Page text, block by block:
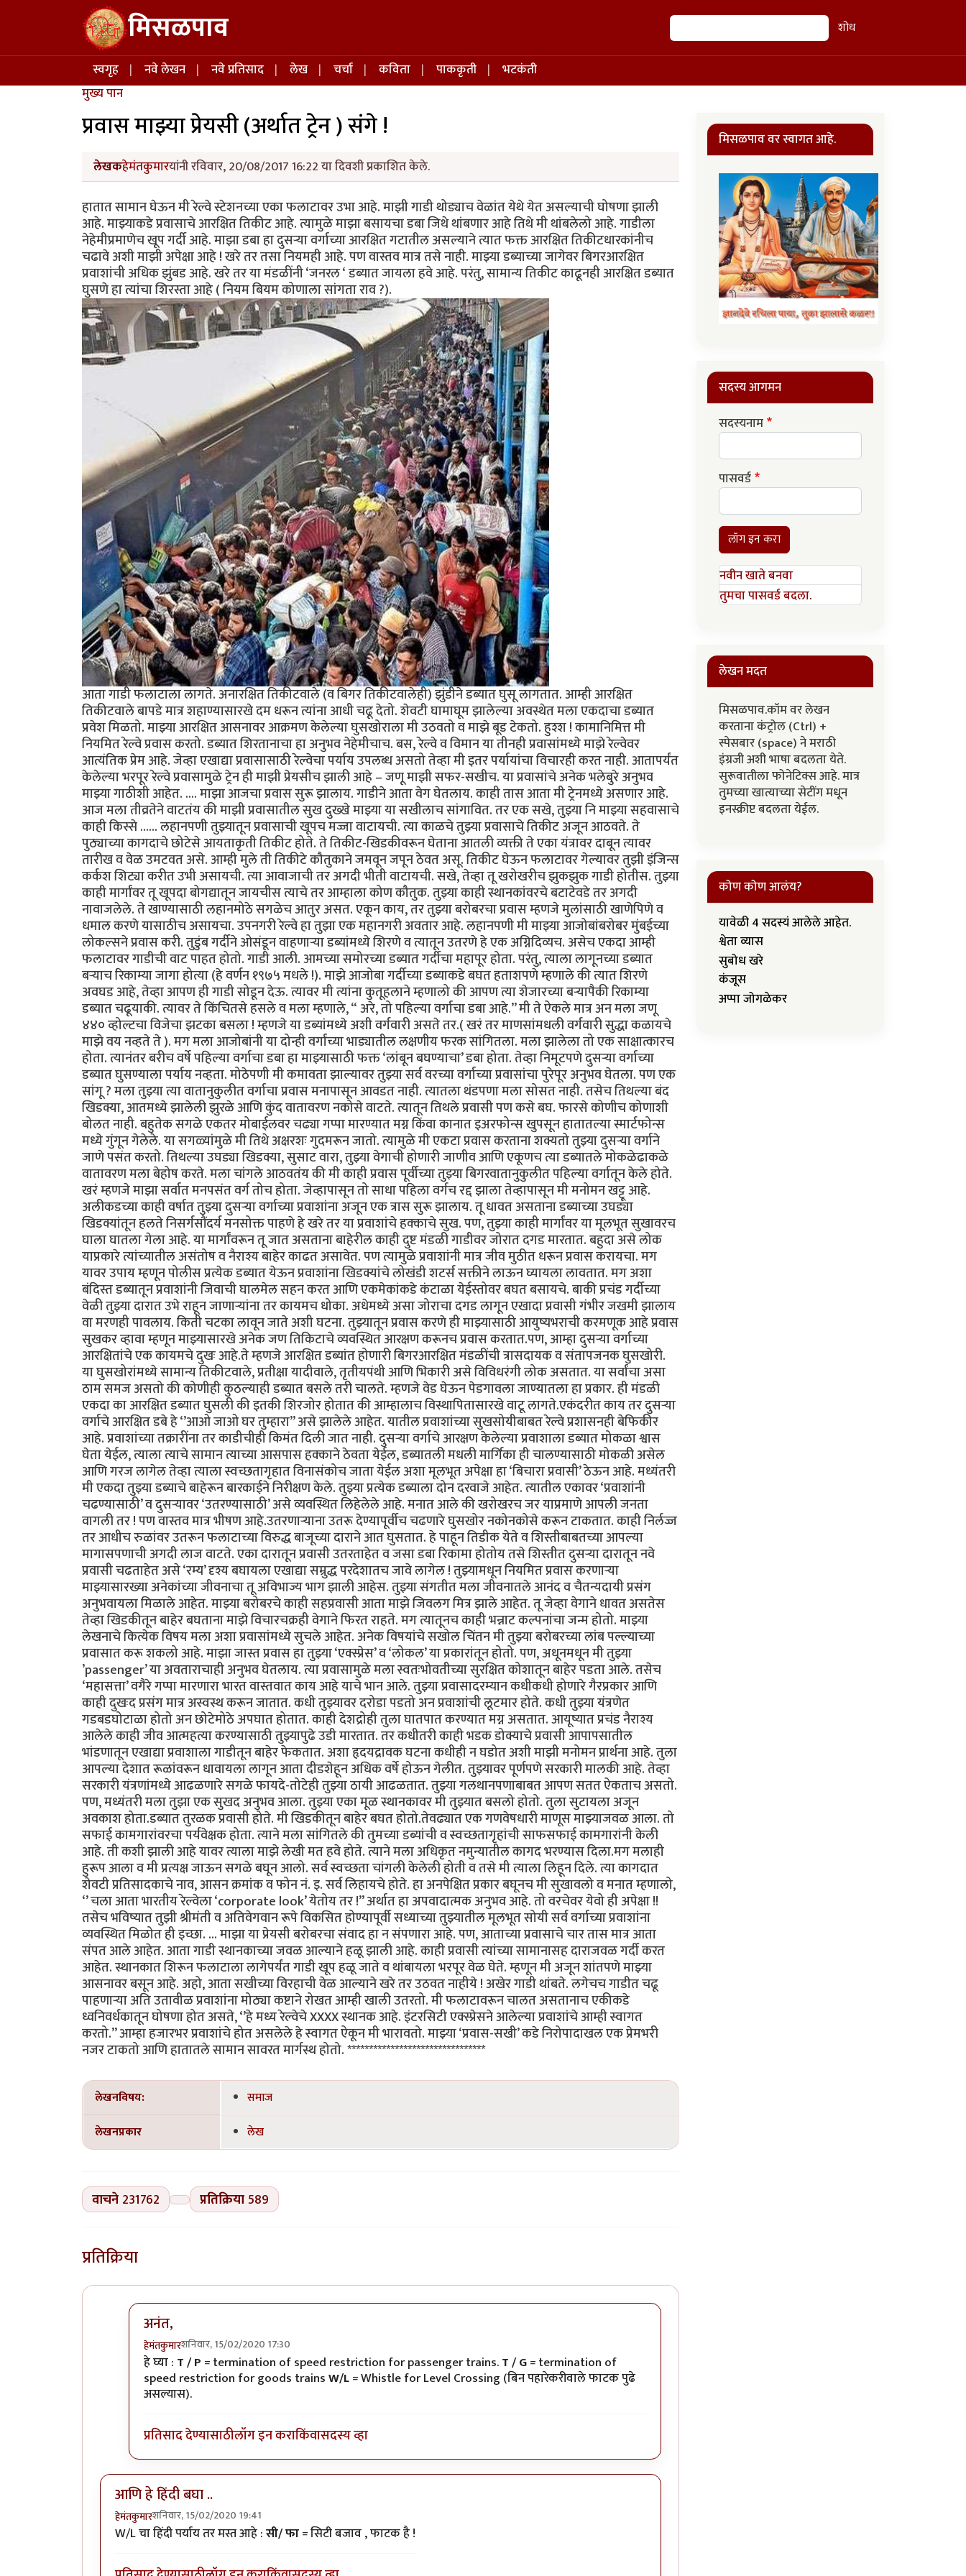
Skip to main content मिसळपाव शोध शोध
Main navigation
स्वगृह नवे लेखन नवे प्रतिसाद लेख चर्चा कविता पाककृती
भटकंती
मुख्य पान
प्रवास माझ्या प्रेयसी (अर्थात ट्रेन ) संगे !
लेखकहेमंतकुमारयांनी रविवार, 20/08/2017 16:22 या दिवशी प्रकाशित केले.
हातात सामान घेऊन मी रेल्वे स्टेशनच्या एका फलाटावर उभा आहे. माझी गाडी थोड्याच वेळांत येथे येत असल्याची घोषणा झाली
आहे. माझ्याकडे प्रवासाचे आरक्षित तिकीट आहे. त्यामुळे माझा बसायचा डबा जिथे थांबणार आहे तिथे मी थांबलेलो आहे. गाडीला
नेहेमीप्रमाणेच खूप गर्दी आहे. माझा डबा हा दुसऱ्या वर्गाच्या आरक्षित गटातील असल्याने त्यात फक्त आरक्षित तिकीटधारकांनीच
चढावे अशी माझी अपेक्षा आहे ! खरे तर तसा नियमही आहे. पण वास्तव मात्र तसे नाही. माझ्या डब्याच्या जागेवर बिगरआरक्षित
प्रवाशांची अधिक झुंबड आहे. खरे तर या मंडळींनी ‘जनरल ‘ डब्यात जायला हवे आहे. परंतु, सामान्य तिकीट काढूनही आरक्षित डब्यात
घुसणे हा त्यांचा शिरस्ता आहे ( नियम बियम कोणाला सांगता राव ?).
आता गाडी फलाटाला लागते. अनारक्षित तिकीटवाले (व बिगर तिकीटवालेही) झुंडीने डब्यात घुसू लागतात. आम्ही आरक्षित
तिकीटवाले बापडे मात्र शहाण्यासारखे दम धरून त्यांना आधी चढू देतो. शेवटी घामाघूम झालेल्या अवस्थेत मला एकदाचा डब्यात
प्रवेश मिळतो. माझ्या आरक्षित आसनावर आक्रमण केलेल्या घुसखोराला मी उठवतो व माझे बूड टेकतो. हुश्श ! कामानिमित्त मी
नियमित रेल्वे प्रवास करतो. डब्यात शिरतानाचा हा अनुभव नेहेमीचाच. बस, रेल्वे व विमान या तीनही प्रवासांमध्ये माझे रेल्वेवर
आत्यंतिक प्रेम आहे. जेव्हा एखाद्या प्रवासासाठी रेल्वेचा पर्याय उपलब्ध असतो तेव्हा मी इतर पर्यायांचा विचारही करत नाही. आतापर्यंत
केलेल्या भरपूर रेल्वे प्रवासामुळे ट्रेन ही माझी प्रेयसीच झाली आहे – जणू माझी सफर-सखीच. या प्रवासांचे अनेक भलेबुरे अनुभव
माझ्या गाठीशी आहेत. .... माझा आजचा प्रवास सुरू झालाय. गाडीने आता वेग घेतलाय. काही तास आता मी ट्रेनमध्ये असणार आहे.
आज मला तीव्रतेने वाटतंय की माझी प्रवासातील सुख दुख्खे माझ्या या सखीलाच सांगावित. तर एक सखे, तुझ्या नि माझ्या सहवासाचे
काही किस्से ...... लहानपणी तुझ्यातून प्रवासाची खूपच मज्जा वाटायची. त्या काळचे तुझ्या प्रवासाचे तिकीट अजून आठवते. ते
पुठ्याच्या कागदाचे छोटेसे आयताकृती तिकीट होते. ते तिकीट-खिडकीवरून घेताना आतली व्यक्ती ते एका यंत्रावर दाबून त्यावर
तारीख व वेळ उमटवत असे. आम्ही मुले ती तिकीटे कौतुकाने जमवून जपून ठेवत असू. तिकीट घेऊन फलाटावर गेल्यावर तुझी इंजिन्स
कर्कश शिट्या करीत उभी असायची. त्या आवाजाची तर अगदी भीती वाटायची. सखे, तेव्हा तू खरोखरीच झुकझुक गाडी होतीस. तुझ्या
काही मार्गांवर तू खूपदा बोगद्यातून जायचीस त्याचे तर आम्हाला कोण कौतुक. तुझ्या काही स्थानकांवरचे बटाटेवडे तर अगदी
नावाजलेले. ते खाण्यासाठी लहानमोठे सगळेच आतुर असत. एकून काय, तर तुझ्या बरोबरचा प्रवास म्हणजे मुलांसाठी खाणेपिणे व
धमाल करणे यासाठीच असायचा. उपनगरी रेल्वे हा तुझा एक महानगरी अवतार आहे. लहानपणी मी माझ्या आजोबांबरोबर मुंबईच्या
लोकल्सने प्रवास करी. तुडुंब गर्दीने ओसंडून वाहणाऱ्या डब्यांमध्ये शिरणे व त्यातून उतरणे हे एक अग्निदिव्यच. असेच एकदा आम्ही
फलाटावर गाडीची वाट पाहत होतो. गाडी आली. आमच्या समोरच्या डब्यात गर्दीचा महापूर होता. परंतु, त्याला लागूनच्या डब्यात
बऱ्याच रिकाम्या जागा होत्या (हे वर्णन १९७५ मधले !). माझे आजोबा गर्दीच्या डब्याकडे बघत हताशपणे म्हणाले की त्यात शिरणे
अवघड आहे, तेव्हा आपण ही गाडी सोडून देऊ. त्यावर मी त्यांना कुतूहलाने म्हणालो की आपण त्या शेजारच्या बऱ्यापैकी रिकाम्या
डब्यात चढूयाकी. त्यावर ते किंचितसे हसले व मला म्हणाले, “ अरे, तो पहिल्या वर्गाचा डबा आहे.’’ मी ते ऐकले मात्र अन मला जणू
४४० व्होल्टचा विजेचा झटका बसला ! म्हणजे या डब्यांमध्ये अशी वर्गवारी असते तर.( खरं तर माणसांमधली वर्गवारी सुद्धा कळायचे
माझे वय नव्हते ते ). मग मला आजोबांनी या दोन्ही वर्गांच्या भाड्यातील लक्षणीय फरक सांगितला. मला झालेला तो एक साक्षात्कारच
होता. त्यानंतर बरीच वर्षे पहिल्या वर्गाचा डबा हा माझ्यासाठी फक्त ‘लांबून बघण्याचा’ डबा होता. तेव्हा निमूटपणे दुसऱ्या वर्गाच्या
डब्यात घुसण्याला पर्याय नव्हता. मोठेपणी मी कमावता झाल्यावर तुझ्या सर्व वरच्या वर्गाच्या प्रवासांचा पुरेपूर अनुभव घेतला. पण एक
सांगू ? मला तुझ्या त्या वातानुकुलीत वर्गाचा प्रवास मनापासून आवडत नाही. त्यातला थंडपणा मला सोसत नाही. तसेच तिथल्या बंद
खिडक्या, आतमध्ये झालेली झुरळे आणि कुंद वातावरण नकोसे वाटते. त्यातून तिथले प्रवासी पण कसे बघ. फारसे कोणीच कोणाशी
बोलत नाही. बहुतेक सगळे एकतर मोबाईलवर चढ्या गप्पा मारण्यात मग्न किंवा कानात इअरफोन्स खुपसून हातातल्या स्मार्टफोन्स
मध्ये गुंगून गेलेले. या सगळ्यांमुळे मी तिथे अक्षरशः गुदमरून जातो. त्यामुळे मी एकटा प्रवास करताना शक्यतो तुझ्या दुसऱ्या वर्गाने
जाणे पसंत करतो. तिथल्या उघड्या खिडक्या, सुसाट वारा, तुझ्या वेगाची होणारी जाणीव आणि एकूणच त्या डब्यातले मोकळेढाकळे
वातावरण मला बेहोष करते. मला चांगले आठवतंय की मी काही प्रवास पूर्वीच्या तुझ्या बिगरवातानुकुलीत पहिल्या वर्गातून केले होते.
खरं म्हणजे माझा सर्वात मनपसंत वर्ग तोच होता. जेव्हापासून तो साधा पहिला वर्गच रद्द झाला तेव्हापासून मी मनोमन खट्टू आहे.
अलीकडच्या काही वर्षात तुझ्या दुसऱ्या वर्गाच्या प्रवाशांना अजून एक त्रास सुरू झालाय. तू धावत असताना डब्याच्या उघड्या
खिडक्यांतून हलते निसर्गसौंदर्य मनसोक्त पाहणे हे खरे तर या प्रवाशांचे हक्काचे सुख. पण, तुझ्या काही मार्गांवर या मूलभूत सुखावरच
घाला घातला गेला आहे. या मार्गांवरून तू जात असताना बाहेरील काही दुष्ट मंडळी गाडीवर जोरात दगड मारतात. बहुदा असे लोक
याप्रकारे त्यांच्यातील असंतोष व नैराश्य बाहेर काढत असावेत. पण त्यामुळे प्रवाशांनी मात्र जीव मुठीत धरून प्रवास करायचा. मग
यावर उपाय म्हणून पोलीस प्रत्येक डब्यात येऊन प्रवाशांना खिडक्यांचे लोखंडी शटर्स सक्तीने लाऊन घ्यायला लावतात. मग अशा
बंदिस्त डब्यातून प्रवाशांनी जिवाची घालमेल सहन करत आणि एकमेकांकडे कंटाळा येईस्तोवर बघत बसायचे. बाकी प्रचंड गर्दीच्या
वेळी तुझ्या दारात उभे राहून जाणाऱ्यांना तर कायमच धोका. अधेमध्ये असा जोराचा दगड लागून एखादा प्रवासी गंभीर जखमी झालाय
वा मरणही पावलाय. किती चटका लावून जाते अशी घटना. तुझ्यातून प्रवास करणे ही माझ्यासाठी आयुष्यभराची करमणूक आहे प्रवास
सुखकर व्हावा म्हणून माझ्यासारखे अनेक जण तिकिटाचे व्यवस्थित आरक्षण करूनच प्रवास करतात.पण, आम्हा दुसऱ्या वर्गाच्या
आरक्षितांचे एक कायमचे दुखः आहे.ते म्हणजे आरक्षित डब्यांत होणारी बिगरआरक्षित मंडळींची त्रासदायक व संतापजनक घुसखोरी.
या घुसखोरांमध्ये सामान्य तिकीटवाले, प्रतीक्षा यादीवाले, तृतीयपंथी आणि भिकारी असे विविधरंगी लोक असतात. या सर्वांचा असा
ठाम समज असतो की कोणीही कुठल्याही डब्यात बसले तरी चालते. म्हणजे वेड घेऊन पेडगावला जाण्यातला हा प्रकार. ही मंडळी
एकदा का आरक्षित डब्यात घुसली की इतकी शिरजोर होतात की आम्हालाच विस्थापितासारखे वाटू लागते.एकंदरीत काय तर दुसऱ्या
वर्गाचे आरक्षित डबे हे ‘’आओ जाओ घर तुम्हारा’’ असे झालेले आहेत. यातील प्रवाशांच्या सुखसोयीबाबत रेल्वे प्रशासनही बेफिकीर
आहे. प्रवाशांच्या तक्रारींना तर काडीचीही किमंत दिली जात नाही. दुसऱ्या वर्गाचे आरक्षण केलेल्या प्रवाशाला डब्यात मोकळा श्वास
घेता येईल, त्याला त्याचे सामान त्याच्या आसपास हक्काने ठेवता येईल, डब्यातली मधली मार्गिका ही चालण्यासाठी मोकळी असेल
आणि गरज लागेल तेव्हा त्याला स्वच्छतागृहात विनासंकोच जाता येईल अशा मूलभूत अपेक्षा हा ‘बिचारा प्रवासी’ ठेऊन आहे. मध्यंतरी
मी एकदा तुझ्या डब्याचे बाहेरून बारकाईने निरीक्षण केले. तुझ्या प्रत्येक डब्याला दोन दरवाजे आहेत. त्यातील एकावर ‘प्रवाशांनी
चढण्यासाठी’ व दुसऱ्यावर ‘उतरण्यासाठी’ असे व्यवस्थित लिहेलेले आहे. मनात आले की खरोखरच जर याप्रमाणे आपली जनता
वागली तर ! पण वास्तव मात्र भीषण आहे.उतरणाऱ्याना उतरू देण्यापूर्वीच चढणारे घुसखोर नकोनकोसे करून टाकतात. काही निर्लज्ज
तर आधीच रुळांवर उतरून फलाटाच्या विरुद्ध बाजूच्या दाराने आत घुसतात. हे पाहून तिडीक येते व शिस्तीबाबतच्या आपल्या
मागासपणाची अगदी लाज वाटते. एका दारातून प्रवासी उतरताहेत व जसा डबा रिकामा होतोय तसे शिस्तीत दुसऱ्या दारातून नवे
प्रवासी चढताहेत असे ‘रम्य’ दृश्य बघायला एखाद्या सम्रुद्ध परदेशातच जावे लागेल ! तुझ्यामधून नियमित प्रवास करणाऱ्या
माझ्यासारख्या अनेकांच्या जीवनाचा तू अविभाज्य भाग झाली आहेस. तुझ्या संगतीत मला जीवनातले आनंद व चैतन्यदायी प्रसंग
अनुभवायला मिळाले आहेत. माझ्या बरोबरचे काही सहप्रवासी आता माझे जिवलग मित्र झाले आहेत. तू जेव्हा वेगाने धावत असतेस
तेव्हा खिडकीतून बाहेर बघताना माझे विचारचक्रही वेगाने फिरत राहते. मग त्यातूनच काही भन्नाट कल्पनांचा जन्म होतो. माझ्या
लेखनाचे कित्येक विषय मला अशा प्रवासांमध्ये सुचले आहेत. अनेक विषयांचे सखोल चिंतन मी तुझ्या बरोबरच्या लांब पल्ल्याच्या
प्रवासात करू शकलो आहे. माझा जास्त प्रवास हा तुझ्या ‘एक्स्प्रेस’ व ‘लोकल’ या प्रकारांतून होतो. पण, अधूनमधून मी तुझ्या
’passenger’ या अवताराचाही अनुभव घेतलाय. त्या प्रवासामुळे मला स्वतःभोवतीच्या सुरक्षित कोशातून बाहेर पडता आले. तसेच
‘महासत्ता’ वगैरे गप्पा मारणारा भारत वास्तवात काय आहे याचे भान आले. तुझ्या प्रवासादरम्यान कधीकधी होणारे गैरप्रकार आणि
काही दुखःद प्रसंग मात्र अस्वस्थ करून जातात. कधी तुझ्यावर दरोडा पडतो अन प्रवाशांची लूटमार होते. कधी तुझ्या यंत्रणेत
गडबडघोटाळा होतो अन छोटेमोठे अपघात होतात. काही देशद्रोही तुला घातपात करण्यात मग्न असतात. आयूष्यात प्रचंड नैराश्य
आलेले काही जीव आत्महत्या करण्यासाठी तुझ्यापुढे उडी मारतात. तर कधीतरी काही भडक डोक्याचे प्रवासी आपापसातील
भांडणातून एखाद्या प्रवाशाला गाडीतून बाहेर फेकतात. अशा हृदयद्रावक घटना कधीही न घडोत अशी माझी मनोमन प्रार्थना आहे. तुला
आपल्या देशात रूळांवरून धावायला लागून आता दीडशेहून अधिक वर्षे होऊन गेलीत. तुझ्यावर पूर्णपणे सरकारी मालकी आहे. तेव्हा
सरकारी यंत्रणांमध्ये आढळणारे सगळे फायदे-तोटेही तुझ्या ठायी आढळतात. तुझ्या गलथानपणाबाबत आपण सतत ऐकताच असतो.
पण, मध्यंतरी मला तुझा एक सुखद अनुभव आला. तुझ्या एका मूळ स्थानकावर मी तुझ्यात बसलो होतो. तुला सुटायला अजून
अवकाश होता.डब्यात तुरळक प्रवासी होते. मी खिडकीतून बाहेर बघत होतो.तेवढ्यात एक गणवेषधारी माणूस माझ्याजवळ आला. तो
सफाई कामगारांवरचा पर्यवेक्षक होता. त्याने मला सांगितले की तुमच्या डब्यांची व स्वच्छतागृहांची साफसफाई कामगारांनी केली
आहे. ती कशी झाली आहे यावर त्याला माझे लेखी मत हवे होते. त्याने मला अधिकृत नमुन्यातील कागद भरण्यास दिला.मग मलाही
हुरूप आला व मी प्रत्यक्ष जाऊन सगळे बघून आलो. सर्व स्वच्छता चांगली केलेली होती व तसे मी त्याला लिहून दिले. त्या कागदात
शेवटी प्रतिसादकाचे नाव, आसन क्रमांक व फोन नं. इ. सर्व लिहायचे होते. हा अनपेक्षित प्रकार बघूनच मी सुखावलो व मनात म्हणालो,
‘’ चला आता भारतीय रेल्वेला ‘corporate look’ येतोय तर !” अर्थात हा अपवादात्मक अनुभव आहे. तो वरचेवर येवो ही अपेक्षा !!
तसेच भविष्यात तुझी श्रीमंती व अतिवेगवान रूपे विकसित होण्यापूर्वी सध्याच्या तुझ्यातील मूलभूत सोयी सर्व वर्गाच्या प्रवाशांना
व्यवस्थित मिळोत ही इच्छा. ... माझा या प्रेयसी बरोबरचा संवाद हा न संपणारा आहे. पण, आताच्या प्रवासाचे चार तास मात्र आता
संपत आले आहेत. आता गाडी स्थानकाच्या जवळ आल्याने हळू झाली आहे. काही प्रवासी त्यांच्या सामानासह दाराजवळ गर्दी करत
आहेत. स्थानकात शिरून फलाटाला लागेपर्यंत गाडी खूप हळू जाते व थांबायला भरपूर वेळ घेते. म्हणून मी अजून शांतपणे माझ्या
आसनावर बसून आहे. अहो, आता सखीच्या विरहाची वेळ आल्याने खरे तर उठवत नाहीये ! अखेर गाडी थांबते. लगेचच गाडीत चढू
पाहणाऱ्या अति उतावीळ प्रवाशांना मोठ्या कष्टाने रोखत आम्ही खाली उतरतो. मी फलाटावरून चालत असतानाच एकीकडे
ध्वनिवर्धकातून घोषणा होत असते, ‘’हे मध्य रेल्वेचे XXXX स्थानक आहे. इंटरसिटी एक्स्प्रेसने आलेल्या प्रवाशांचे आम्ही स्वागत
करतो.’’ आम्हा हजारभर प्रवाशांचे होत असलेले हे स्वागत ऐकून मी भारावतो. माझ्या ‘प्रवास-सखी’ कडे निरोपादाखल एक प्रेमभरी
नजर टाकतो आणि हातातले सामान सावरत मार्गस्थ होतो. ********************************
लेखनविषय:
समाज
लेखनप्रकार
लेख
वाचने 231762 प्रतिक्रिया589
प्रतिक्रिया
अनंत,
हेमंतकुमारशनिवार, 15/02/2020 17:30
In reply toरेल्वे रुळांच्याbyअनन्त्_यात्री
हे घ्या : T / P = termination of speed restriction for passenger trains.T / G= termination of
speed restriction for goods trainsW/L= Whistle for Level Crossing (बिन पहारेकरीवाले फाटक पुढे
असल्यास).
प्रतिसाद देण्यासाठीलॉग इन कराकिंवासदस्य व्हा
आणि हे हिंदी बघा ..
हेमंतकुमारशनिवार, 15/02/2020 19:41
W/L चा हिंदी पर्याय तर मस्त आहे :सी/ फा= सिटी बजाव , फाटक है !
मिसळपाव वर स्वागत आहे.
सदस्य आगमन
सदस्यनाम
पासवर्ड
लॉग इन करा
नवीन खाते बनवा
तुमचा पासवर्ड बदला.
लेखन मदत
मिसळपाव.कॉम वर लेखन
करताना कंट्रोल (Ctrl) +
स्पेसबार (space) ने मराठी
इंग्रजी अशी भाषा बदलता येते.
सुरूवातीला फोनेटिक्स आहे. मात्र
तुमच्या खात्याच्या सेटींग मधून
इनस्क्रीप्ट बदलता येईल.
कोण कोण आलंय?
यावेळी 4 सदस्यं आलेले आहेत.
श्वेता व्यास
सुबोध खरे
कंजूस
अप्पा जोगळेकर